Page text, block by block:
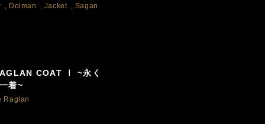
Dolman Jacket Sagan
COAT Ⅰ ~永く
着~
Raglan